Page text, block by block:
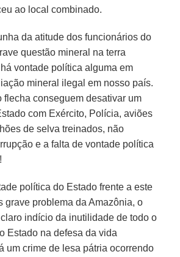
ao local combinado.
da atitude dos funcionários do
questão mineral na terra
vontade política alguma em
mineral ilegal em nosso país.
flecha conseguem desativar um
com Exército, Polícia, aviões
de selva treinados, não
e a falta de vontade política
política do Estado frente a este
grave problema da Amazônia, o
indício da inutilidade de todo o
Estado na defesa da vida
um crime de lesa pátria ocorrendo